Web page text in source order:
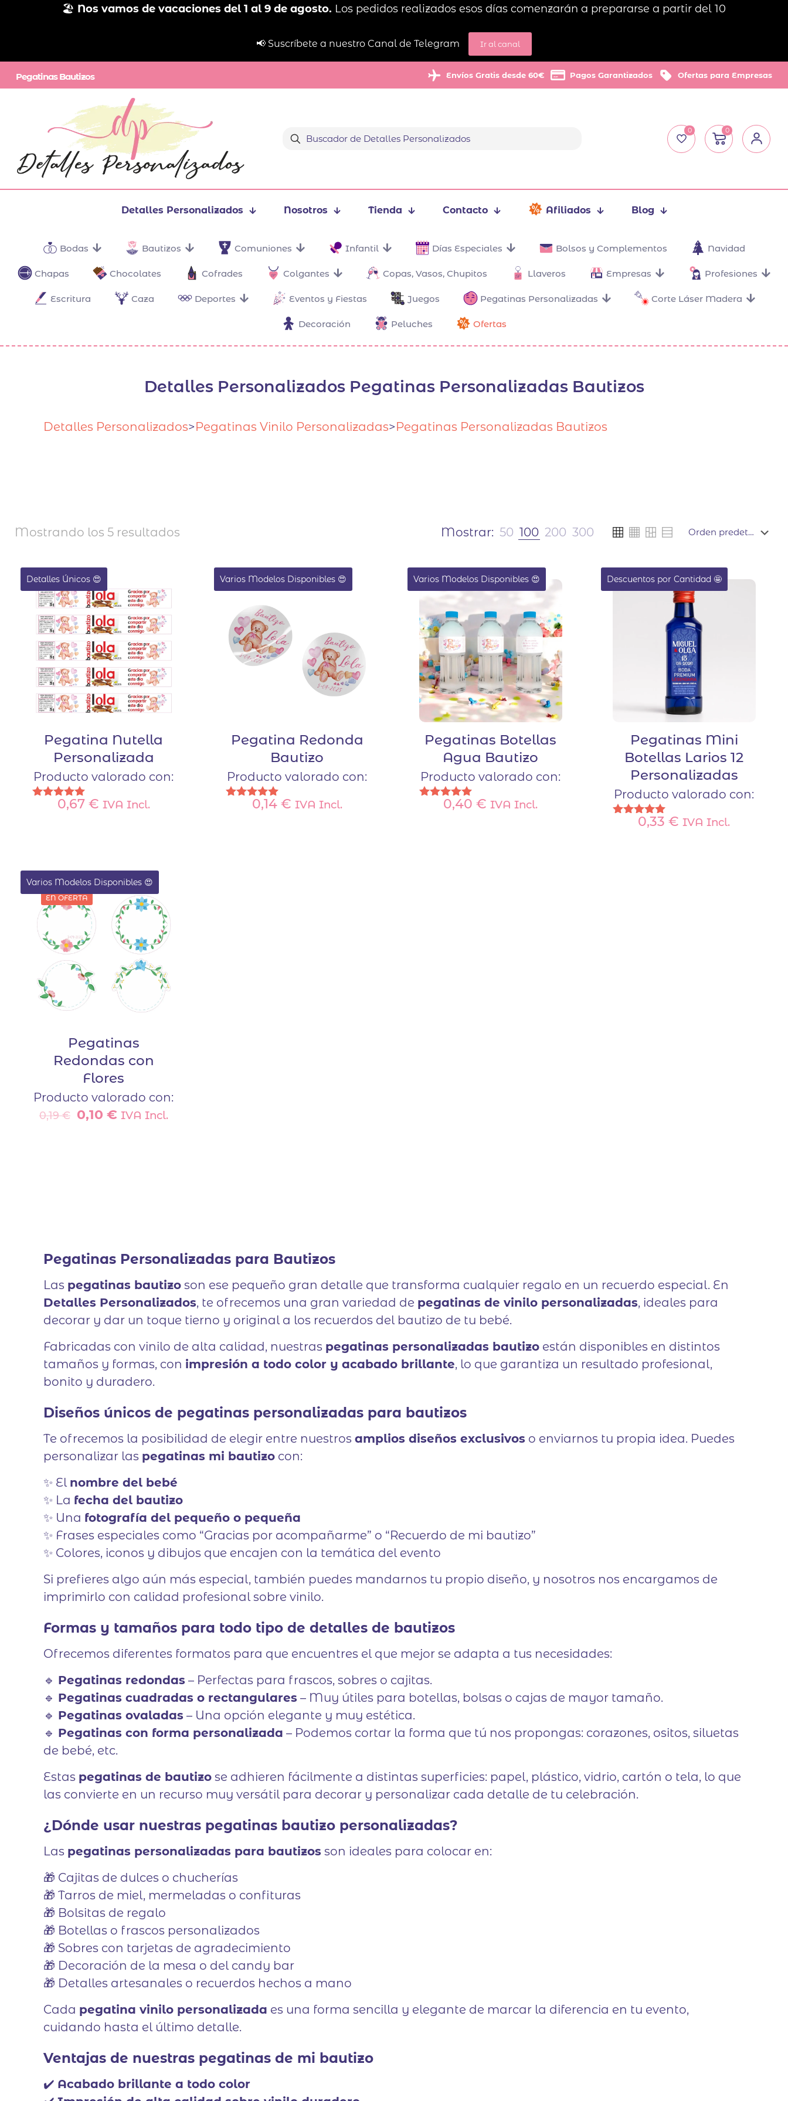
🏖️ Nos vamos de vacaciones del 1 al 9 de agosto. Los pedidos realizados esos días comenzarán a prepararse a partir del 10
📢 Suscríbete a nuestro Canal de Telegram Ir al canal
Pegatinas Bautizos Envíos Gratis desde 60€ Pagos Garantizados Ofertas para Empresas
0 0
Detalles Personalizados Nosotros Tienda Contacto Afiliados Blog
Bodas Bautizos Comuniones Infantil Días Especiales Bolsos y Complementos Navidad
Chapas Chocolates Cofrades Colgantes Copas, Vasos, Chupitos Llaveros Empresas Profesiones
Escritura Caza Deportes Eventos y Fiestas Juegos Pegatinas Personalizadas Corte Láser Madera
Decoración Peluches Ofertas
Detalles Personalizados Pegatinas Personalizadas Bautizos
Detalles Personalizados>Pegatinas Vinilo Personalizadas>Pegatinas Personalizadas Bautizos
Mostrando los 5 resultados Mostrar: 50 100 200 300
Detalles Únicos 😍
Pegatina Nutella
Personalizada
Producto valorado con:
Valorado
0,67 € IVA Incl.
Varios Modelos Disponibles 😍
Pegatina Redonda
Bautizo
Producto valorado con:
Valorado
0,14 € IVA Incl.
Varios Modelos Disponibles 😍
Pegatinas Botellas
Agua Bautizo
Producto valorado con:
Valorado
0,40€ IVA Incl.
Descuentos por Cantidad 🤩
Pegatinas Mini
Botellas Larios 12
Personalizadas
Producto valorado con:
Valorado
0,33€ IVA Incl.
EN OFERTA
Varios Modelos Disponibles 😍
Pegatinas
Redondas con
Flores
Producto valorado con:
0,19€ El
0,10 €El
IVA Incl.
Pegatinas Personalizadas para Bautizos
Las pegatinas bautizo son ese pequeño gran detalle que transforma cualquier regalo en un recuerdo especial. En
Detalles Personalizados, te ofrecemos una gran variedad de pegatinas de vinilo personalizadas, ideales para
decorar y dar un toque tierno y original a los recuerdos del bautizo de tu bebé.
Fabricadas con vinilo de alta calidad, nuestras pegatinas personalizadas bautizo están disponibles en distintos
tamaños y formas, con impresión a todo color y acabado brillante, lo que garantiza un resultado profesional,
bonito y duradero.
Diseños únicos de pegatinas personalizadas para bautizos
Te ofrecemos la posibilidad de elegir entre nuestros amplios diseños exclusivos o enviarnos tu propia idea. Puedes
personalizar las pegatinas mi bautizo con:
✨ El nombre del bebé
✨ La fecha del bautizo
✨ Una fotografía del pequeño o pequeña
✨ Frases especiales como “Gracias por acompañarme” o “Recuerdo de mi bautizo”
✨ Colores, iconos y dibujos que encajen con la temática del evento
Si prefieres algo aún más especial, también puedes mandarnos tu propio diseño, y nosotros nos encargamos de
imprimirlo con calidad profesional sobre vinilo.
Formas y tamaños para todo tipo de detalles de bautizos
Ofrecemos diferentes formatos para que encuentres el que mejor se adapta a tus necesidades:
🔹 Pegatinas redondas – Perfectas para frascos, sobres o cajitas.
🔹 Pegatinas cuadradas o rectangulares – Muy útiles para botellas, bolsas o cajas de mayor tamaño.
🔹 Pegatinas ovaladas – Una opción elegante y muy estética.
🔹 Pegatinas con forma personalizada – Podemos cortar la forma que tú nos propongas: corazones, ositos, siluetas
de bebé, etc.
Estas pegatinas de bautizo se adhieren fácilmente a distintas superficies: papel, plástico, vidrio, cartón o tela, lo que
las convierte en un recurso muy versátil para decorar y personalizar cada detalle de tu celebración.
¿Dónde usar nuestras pegatinas bautizo personalizadas?
Las pegatinas personalizadas para bautizos son ideales para colocar en:
🎁 Cajitas de dulces o chucherías
🎁 Tarros de miel, mermeladas o confituras
🎁 Bolsitas de regalo
🎁 Botellas o frascos personalizados
🎁 Sobres con tarjetas de agradecimiento
🎁 Decoración de la mesa o del candy bar
🎁 Detalles artesanales o recuerdos hechos a mano
Cada pegatina vinilo personalizada es una forma sencilla y elegante de marcar la diferencia en tu evento,
cuidando hasta el último detalle.
Ventajas de nuestras pegatinas de mi bautizo
✔️ Acabado brillante a todo color